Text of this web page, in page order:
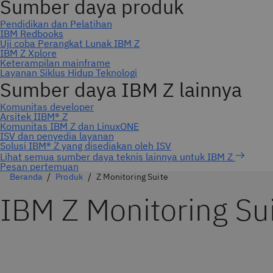
Pesan pertemuan
Beranda Produk Z Monitoring Suite
IBM Z Monitoring